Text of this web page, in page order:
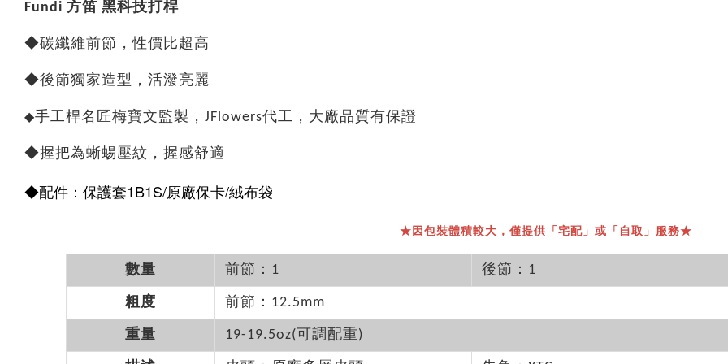
Fundi 方笛 黑科技打桿
◆碳纖維前節，性價比超高
◆後節獨家造型，活潑亮麗
◆手工桿名匠梅寶文監製，JFlowers代工，大廠品質有保證
◆握把為蜥蜴壓紋，握感舒適
◆配件：保護套1B1S/原廠保卡/絨布袋
★因包裝體積較大，僅提供「宅配」或「自取」服務★
數量 前節：1 後節：1
粗度 前節：12.5mm
重量 19-19.5oz(可調配重)